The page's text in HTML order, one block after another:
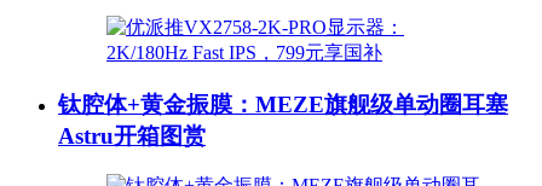
钛腔体+黄金振膜：MEZE旗舰级单动圈耳塞
Astru开箱图赏